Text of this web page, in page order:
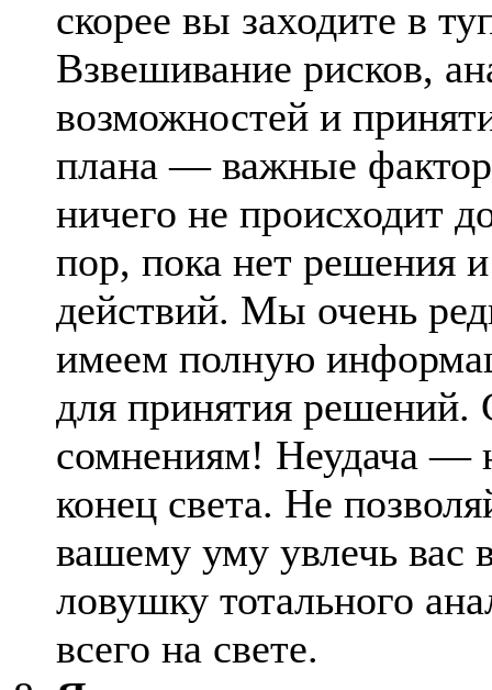
скорее вы заходите в
Взвешивание рисков,
возможностей и
плана — важные
ничего не происходит
пор, пока нет решения и
действий. Мы очень
имеем полную
для принятия решений.
сомнениям! Неудача —
конец света. Не
вашему уму увлечь вас
ловушку тотального
всего на свете.